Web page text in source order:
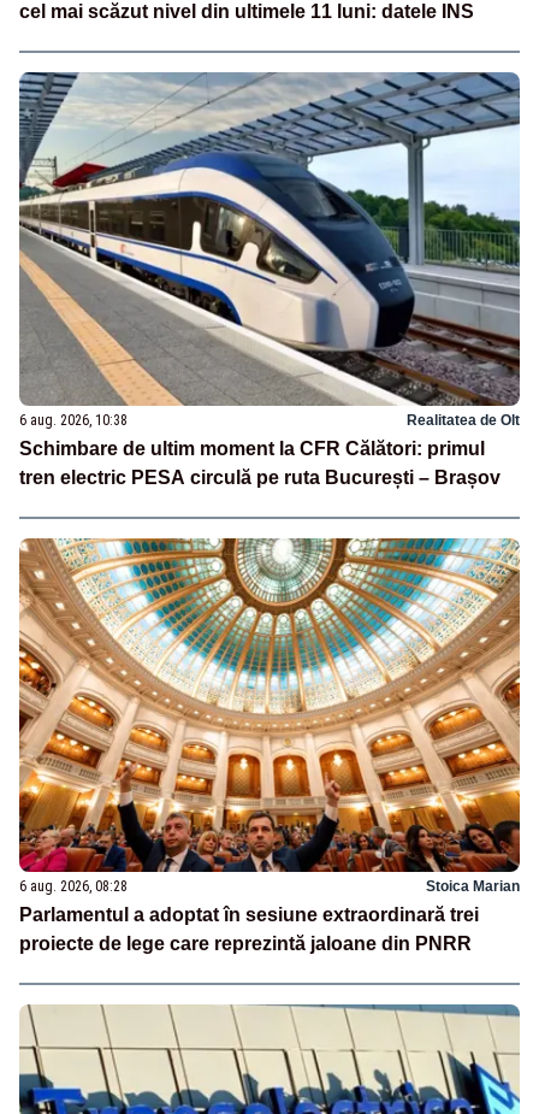
cel mai scăzut nivel din ultimele 11 luni: datele INS
6 aug. 2026, 10:38 Realitatea de Olt
Schimbare de ultim moment la CFR Călători: primul
tren electric PESA circulă pe ruta București – Brașov
6 aug. 2026, 08:28 Stoica Marian
Parlamentul a adoptat în sesiune extraordinară trei
proiecte de lege care reprezintă jaloane din PNRR